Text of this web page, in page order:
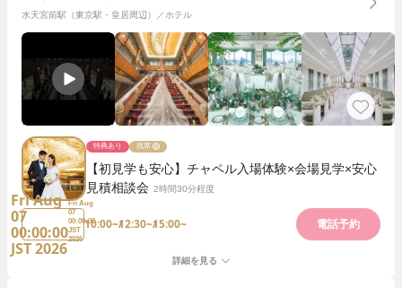
水天宮前駅（東京駅・皇居周辺）／ホテル
特典あり 残席
【初見学も安心】チャペル入場体験×会場見学×安心
見積相談会 2時間30分程度
Fri Aug
07
00:00:00
JST 2026
Fri Aug
07
00:00:00
JST
2026
10:00~12:30~15:00~ 電話予約
詳細を見る